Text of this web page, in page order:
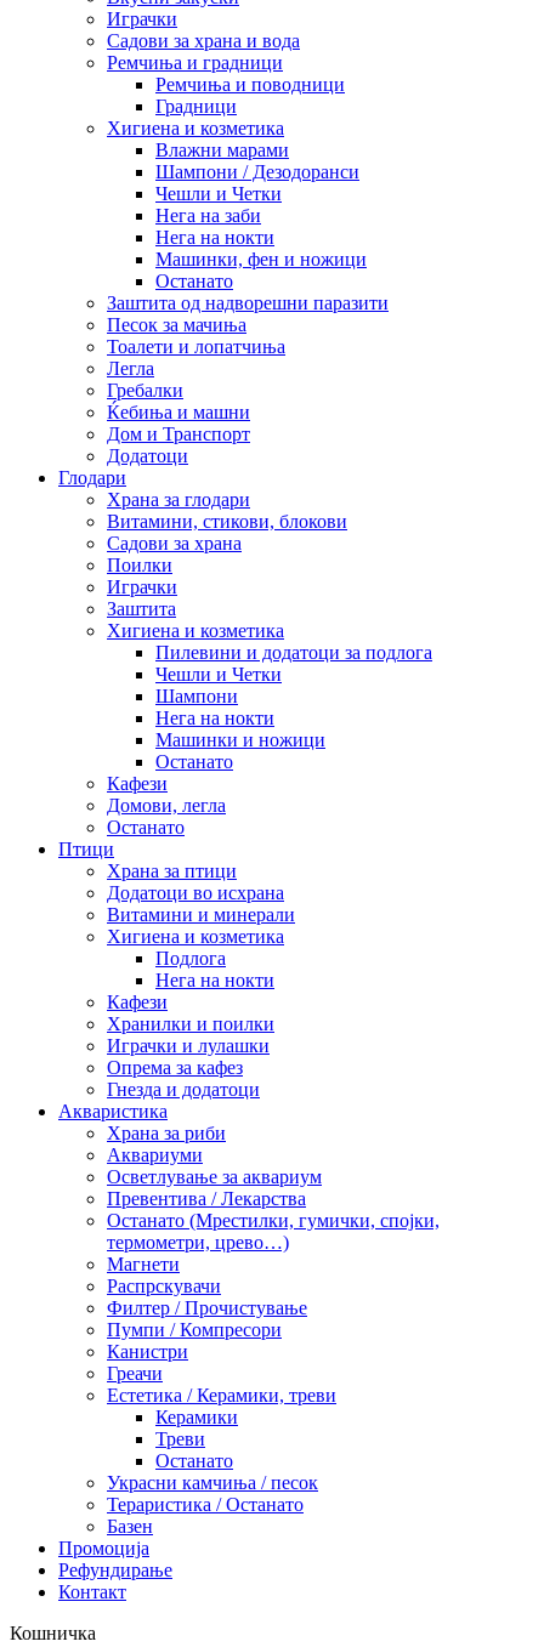
Играчки
Садови за храна и вода
Ремчиња и градници
Ремчиња и поводници
Градници
Хигиена и козметика
Влажни марами
Шампони / Дезодоранси
Чешли и Четки
Нега на заби
Нега на нокти
Машинки, фен и ножици
Останато
Заштита од надворешни паразити
Песок за мачиња
Тоалети и лопатчиња
Легла
Гребалки
Ќебиња и машни
Дом и Транспорт
Додатоци
Глодари
Храна за глодари
Витамини, стикови, блокови
Садови за храна
Поилки
Играчки
Заштита
Хигиена и козметика
Пилевини и додатоци за подлога
Чешли и Четки
Шампони
Нега на нокти
Машинки и ножици
Останато
Кафези
Домови, легла
Останато
Птици
Храна за птици
Додатоци во исхрана
Витамини и минерали
Хигиена и козметика
Подлога
Нега на нокти
Кафези
Хранилки и поилки
Играчки и лулашки
Опрема за кафез
Гнезда и додатоци
Акваристика
Храна за риби
Аквариуми
Осветлување за аквариум
Превентива / Лекарства
Останато (Мрестилки, гумички, спојки,
термометри, црево…)
Магнети
Распрскувачи
Филтер / Прочистување
Пумпи / Компресори
Канистри
Греачи
Естетика / Керамики, треви
Керамики
Треви
Останато
Украсни камчиња / песок
Тераристика / Останато
Базен
Промоција
Рефундирање
Контакт
Кошничка